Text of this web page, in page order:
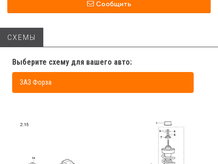
Сообщить
СХЕМЫ
Выберите схему для вашего авто:
ЗАЗ Форза